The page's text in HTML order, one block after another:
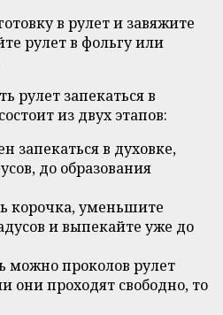
в рулет и завяжите
рулет в фольгу или
рулет запекаться в
из двух этапов:
запекаться в духовке,
до образования
корочка, уменьшите
и выпекайте уже до
можно проколов рулет
они проходят свободно, то